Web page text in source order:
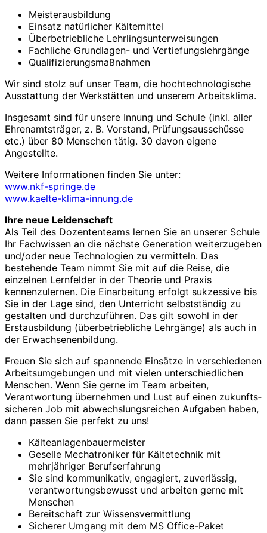
Meister­ausbildung
Einsatz natürlicher Kälte­mittel
Überbetriebliche Lehrlings­unterweisungen
Fachliche Grundlagen- und Vertiefungs­lehrgänge
Qualifizierungs­maßnahmen
Wir sind stolz auf unser Team, die hochtechnologische
Ausstattung der Werkstätten und unserem Arbeits­klima.
Insgesamt sind für unsere Innung und Schule (inkl. aller
Ehrenamts­träger, z. B. Vorstand, Prüfungs­ausschüsse
etc.) über 80 Menschen tätig. 30 davon eigene
Angestellte.
Weitere Informationen finden Sie unter:
www.nkf-springe.de
www.kaelte-klima-innung.de
Ihre neue Leiden­schaft
Als Teil des Dozenten­teams lernen Sie an unserer Schule
Ihr Fach­wissen an die nächste Generation weiterzu­geben
und/oder neue Technologien zu vermitteln. Das
bestehende Team nimmt Sie mit auf die Reise, die
einzelnen Lernfelder in der Theorie und Praxis
kennenzulernen. Die Einarbeitung erfolgt sukzessive bis
Sie in der Lage sind, den Unterricht selbst­ständig zu
gestalten und durch­zuführen. Das gilt sowohl in der
Erstausbildung (über­betriebliche Lehrgänge) als auch in
der Erwachsenen­bildung.
Freuen Sie sich auf spannende Einsätze in verschiedenen
Arbeits­umgebungen und mit vielen unter­schiedlichen
Menschen. Wenn Sie gerne im Team arbeiten,
Verantwortung übernehmen und Lust auf einen zukunfts­
sicheren Job mit abwechslungs­reichen Aufgaben haben,
dann passen Sie perfekt zu uns!
Kälteanlagenbauermeister
Geselle Mechatroniker für Kältetechnik mit
mehrjähriger Berufserfahrung
Sie sind kommunikativ, engagiert, zuverlässig,
verantwortungs­bewusst und arbeiten gerne mit
Menschen
Bereitschaft zur Wissens­vermittlung
Sicherer Umgang mit dem MS Office-­Paket